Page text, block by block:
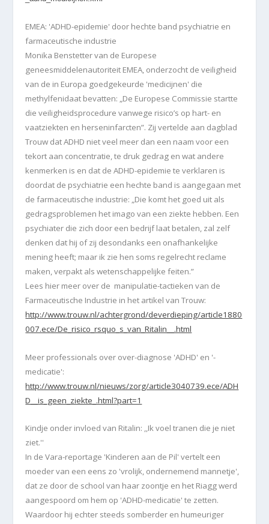
EMEA: 'ADHD-epidemie' door hechte band psychiatrie en
farmaceutische industrie
Monika Benstetter van de Europese
geneesmiddelenautoriteit EMEA, onderzocht de veiligheid
van de in Europa goedgekeurde 'medicijnen' die
methylfenidaat bevatten: „De Europese Commissie startte
die veiligheidsprocedure vanwege risico’s op hart- en
vaatziekten en herseninfarcten”. Zij vertelde aan dagblad
Trouw dat ADHD niet veel meer dan een naam voor een
tekort aan concentratie, te druk gedrag en wat andere
kenmerken is en dat de ADHD-epidemie te verklaren is
doordat de psychiatrie een hechte band is aangegaan met
de farmaceutische industrie: „Die komt het goed uit als
gedragsproblemen het imago van een ziekte hebben. Een
psychiater die zich door een bedrijf laat betalen, zal zelf
denken dat hij of zij desondanks een onafhankelijke
mening heeft; maar ik zie hen soms regelrecht reclame
maken, verpakt als wetenschappelijke feiten.”
Lees hier meer over de manipulatie-tactieken van de
Farmaceutische Industrie in het artikel van Trouw:
http://www.trouw.nl/achtergrond/deverdieping/article1880
007.ece/De_risico_rsquo_s_van_Ritalin__.html
Meer professionals over over-diagnose 'ADHD' en '-
medicatie':
http://www.trouw.nl/nieuws/zorg/article3040739.ece/ADH
D__is_geen_ziekte_.html?part=1
Kindje onder invloed van Ritalin: ,,Ik voel tranen die je niet
ziet.''
In de Vara-reportage 'Kinderen aan de Pil' vertelt een
moeder van een eens zo 'vrolijk, ondernemend mannetje',
dat ze door de school van haar zoontje en het Riagg werd
aangespoord om hem op 'ADHD-medicatie' te zetten.
Waardoor hij echter steeds somberder en humeuriger